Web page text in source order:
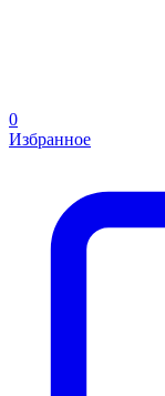
0
Избранное